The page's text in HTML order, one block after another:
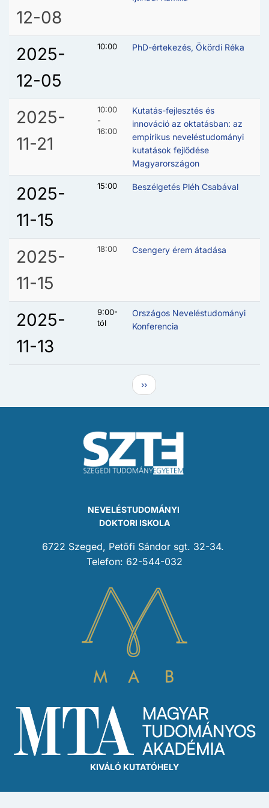
12-08
2025-
12-05
10:00 PhD-értekezés, Ökördi Réka
2025-
11-21
10:00
-
16:00
Kutatás-fejlesztés és
innováció az oktatásban: az
empirikus neveléstudományi
kutatások fejlődése
Magyarországon
2025-
11-15
15:00 Beszélgetés Pléh Csabával
2025-
11-15
18:00 Csengery érem átadása
2025-
11-13
9:00-
tól
Országos Neveléstudományi
Konferencia
Következő oldal
››
NEVELÉSTUDOMÁNYI
DOKTORI ISKOLA
6722 Szeged, Petőfi Sándor sgt. 32-34.
Telefon: 62-544-032
KIVÁLÓ KUTATÓHELY